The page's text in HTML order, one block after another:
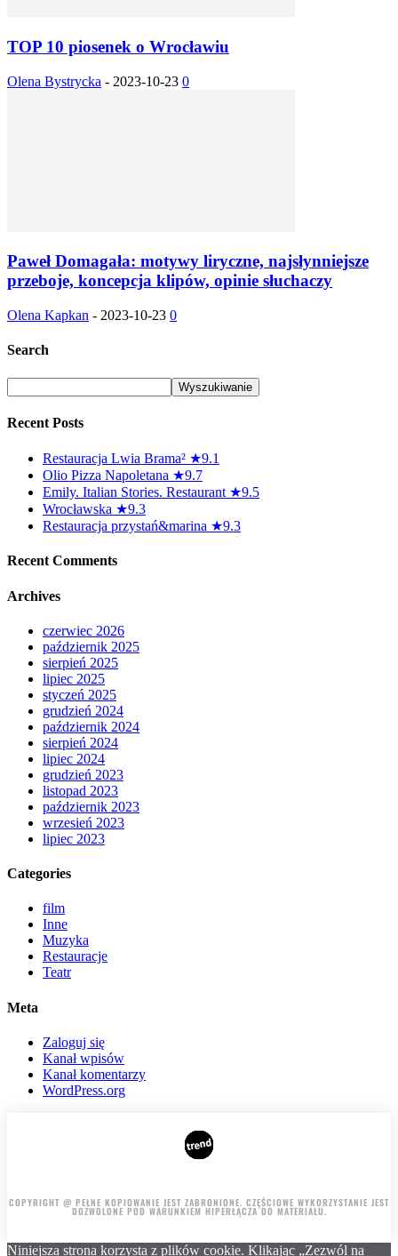
TOP 10 piosenek o Wrocławiu
Olena Bystrycka - 2023-10-23 0
Paweł Domagała: motywy liryczne, najsłynniejsze
przeboje, koncepcja klipów, opinie słuchaczy
Olena Kapkan - 2023-10-23 0
Search
Recent Posts
Restauracja Lwia Brama² ★9.1
Olio Pizza Napoletana ★9.7
Emily. Italian Stories. Restaurant ★9.5
Wrocławska ★9.3
Restauracja przystań&marina ★9.3
Recent Comments
Archives
czerwiec 2026
październik 2025
sierpień 2025
lipiec 2025
styczeń 2025
grudzień 2024
październik 2024
sierpień 2024
lipiec 2024
grudzień 2023
listopad 2023
październik 2023
wrzesień 2023
lipiec 2023
Categories
film
Inne
Muzyka
Restauracje
Teatr
Meta
Zaloguj się
Kanał wpisów
Kanał komentarzy
WordPress.org
COPYRIGHT @ PEŁNE KOPIOWANIE JEST ZABRONIONE. CZĘŚCIOWE WYKORZYSTANIE JEST
DOZWOLONE POD WARUNKIEM HIPERŁĄCZA DO MATERIAŁU.
Niniejsza strona korzysta z plików cookie. Klikając „Zezwól na